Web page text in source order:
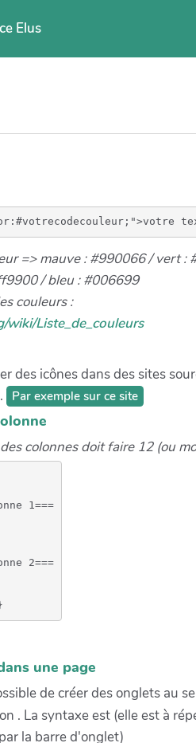
Elus
=> mauve : #990066 / vert :
/ bleu : #006699
couleurs :
Liste_de_couleurs
des icônes dans des sites
Par exemple sur ce site
colonnes doit faire 12 (ou
1===
2===
une page
de créer des onglets au
. La syntaxe est (elle est à
la barre d'onglet)